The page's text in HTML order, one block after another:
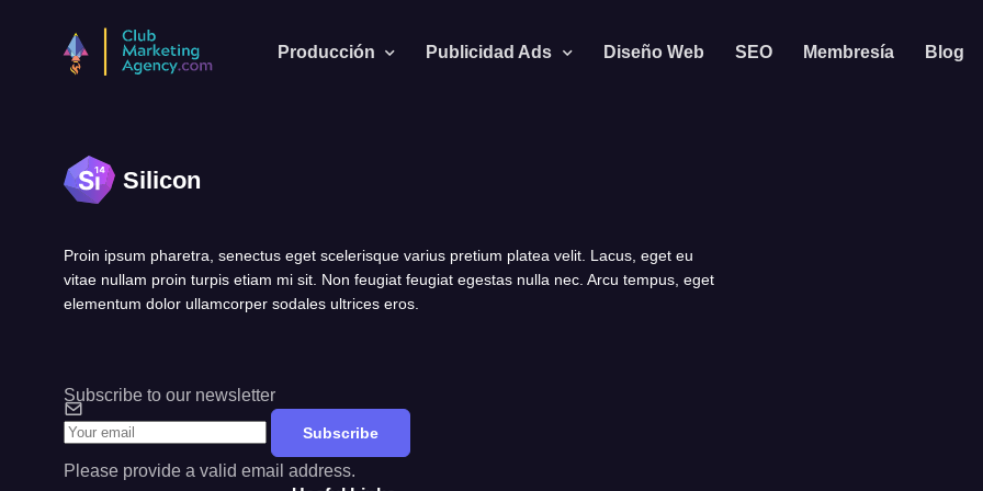
Producción Publicidad Ads Diseño Web SEO Membresía Blog
Silicon
Proin ipsum pharetra, senectus eget scelerisque varius pretium platea velit. Lacus, eget eu
vitae nullam proin turpis etiam mi sit. Non feugiat feugiat egestas nulla nec. Arcu tempus, eget
elementum dolor ullamcorper sodales ultrices eros.
Subscribe to our newsletter
Please provide a valid email address.
Subscribe